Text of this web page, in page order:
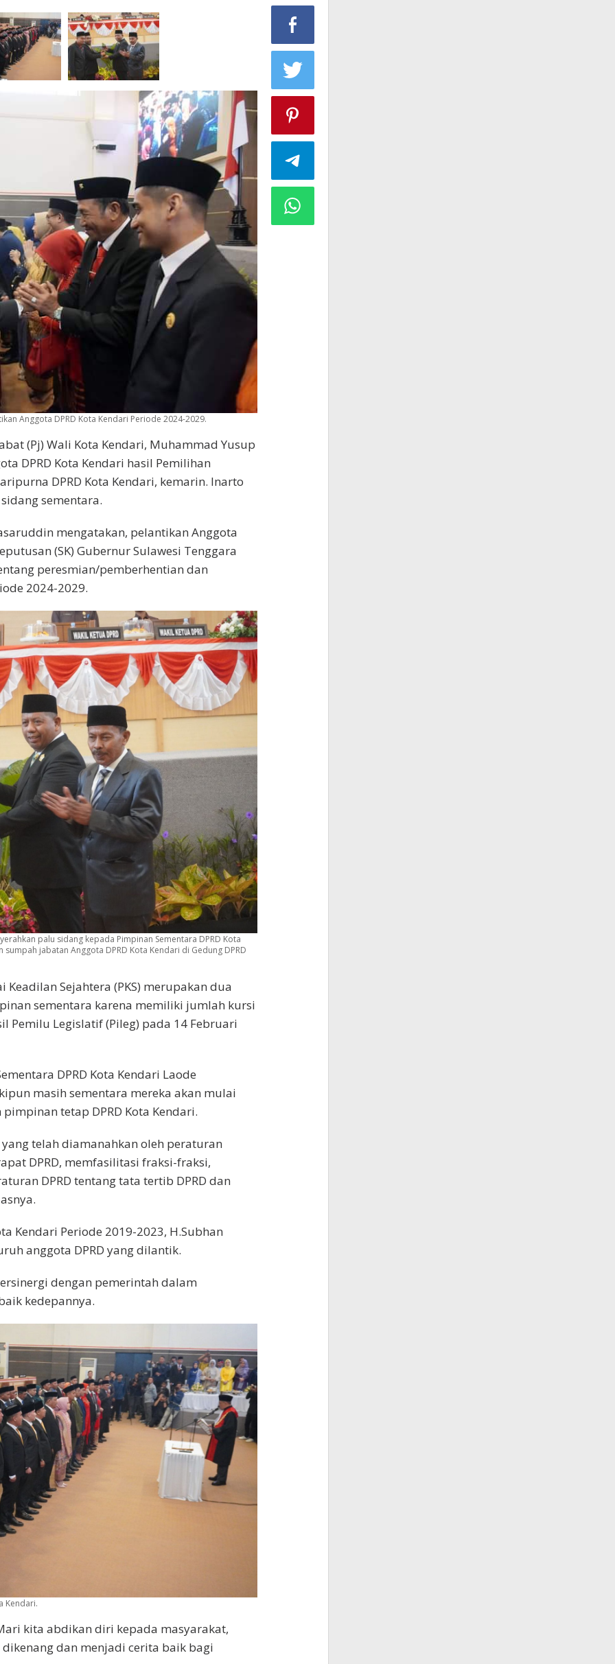
Anggota DPRD Kota Kendari Periode 2024-2029.
(Pj) Wali Kota Kendari, Muhammad Yusup
DPRD Kota Kendari hasil Pemilihan
DPRD Kota Kendari, kemarin. Inarto
sementara.
mengatakan, pelantikan Anggota
(SK) Gubernur Sulawesi Tenggara
peresmian/pemberhentian dan
2024-2029.
palu sidang kepada Pimpinan Sementara DPRD Kota
jabatan Anggota DPRD Kota Kendari di Gedung DPRD
Keadilan Sejahtera (PKS) merupakan dua
sementara karena memiliki jumlah kursi
Pemilu Legislatif (Pileg) pada 14 Februari
DPRD Kota Kendari Laode
masih sementara mereka akan mulai
tetap DPRD Kota Kendari.
telah diamanahkan oleh peraturan
DPRD, memfasilitasi fraksi-fraksi,
DPRD tentang tata tertib DPRD dan
Kendari Periode 2019-2023, H.Subhan
anggota DPRD yang dilantik.
dengan pemerintah dalam
kedepannya.
Kendari.
kita abdikan diri kepada masyarakat,
dan menjadi cerita baik bagi